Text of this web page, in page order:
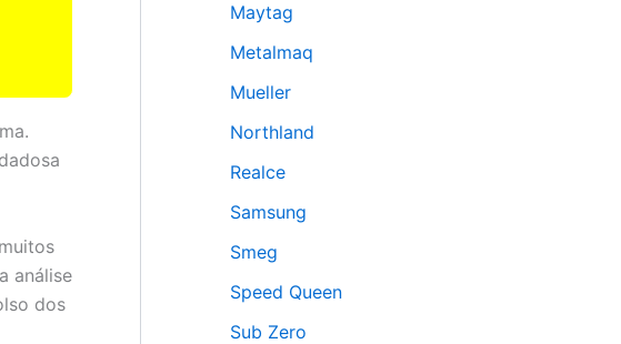
análise
dos
Maytag
Metalmaq
Mueller
Northland
Realce
Samsung
Smeg
Speed Queen
Sub Zero